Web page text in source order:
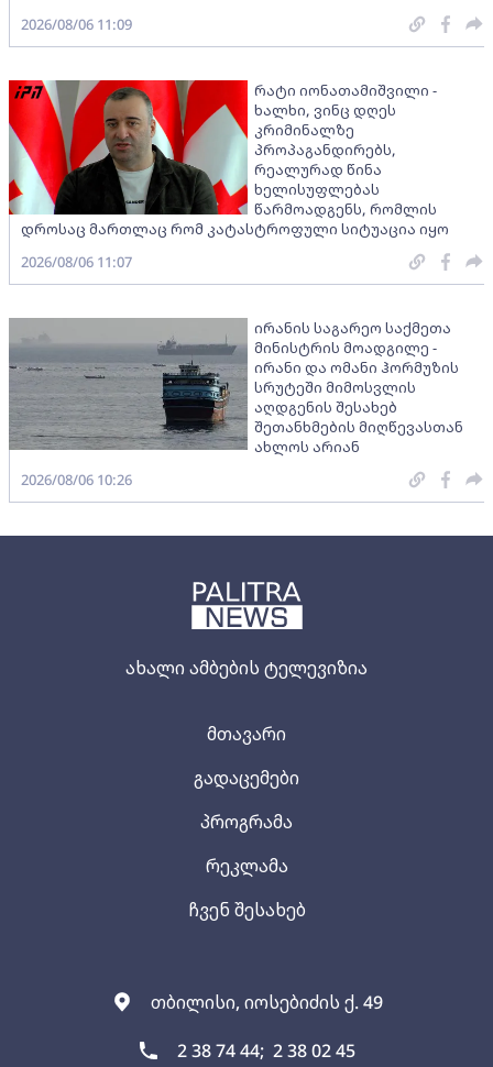
ახალი ამბების ტელევიზია
თბილისი, იოსებიძის ქ. 49
2 38 74 44; 2 38 02 45
მთავარი
გადაცემები
პროგრამა
რეკლამა
ჩვენ შესახებ
2026/08/06 11:09
რატი იონათამიშვილი -
ხალხი, ვინც დღეს
კრიმინალზე
პროპაგანდირებს,
რეალურად წინა
ხელისუფლებას
წარმოადგენს, რომლის
დროსაც მართლაც რომ კატასტროფული სიტუაცია იყო
2026/08/06 11:07
ირანის საგარეო საქმეთა
მინისტრის მოადგილე -
ირანი და ომანი ჰორმუზის
სრუტეში მიმოსვლის
აღდგენის შესახებ
შეთანხმების მიღწევასთან
ახლოს არიან
2026/08/06 10:26